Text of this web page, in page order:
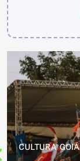
CULTURA